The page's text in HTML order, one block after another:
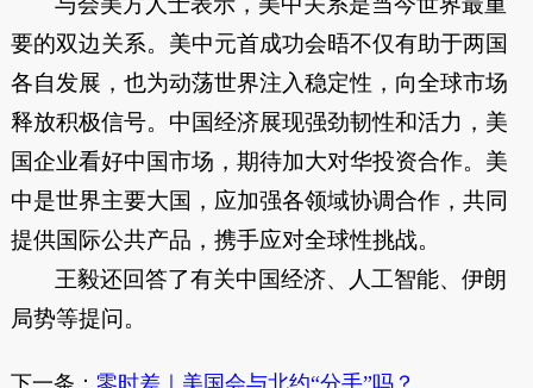
要的双边关系。美中元首成功会晤不仅有助于两国
各自发展，也为动荡世界注入稳定性，向全球市场
释放积极信号。中国经济展现强劲韧性和活力，美
国企业看好中国市场，期待加大对华投资合作。美
中是世界主要大国，应加强各领域协调合作，共同
提供国际公共产品，携手应对全球性挑战。
王毅还回答了有关中国经济、人工智能、伊朗
局势等提问。
下一条： 零时差｜美国会与北约“分手”吗？